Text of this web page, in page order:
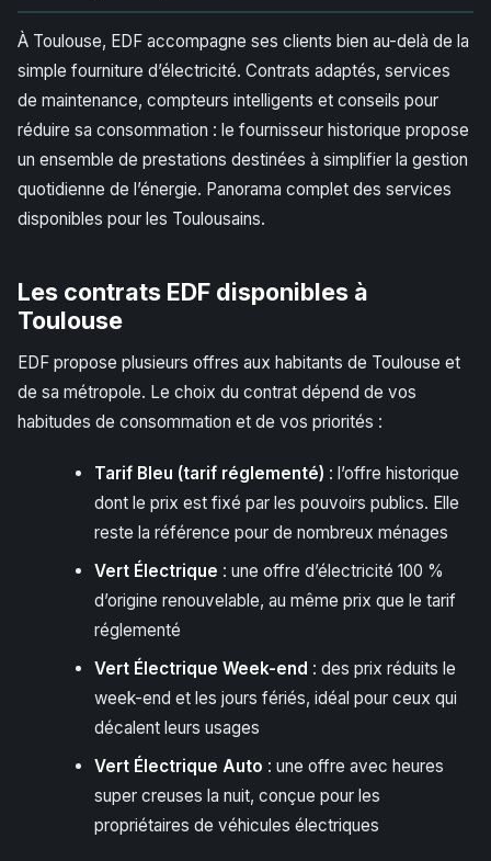
À Toulouse, EDF accompagne ses clients bien au-delà de la
simple fourniture d’électricité. Contrats adaptés, services
de maintenance, compteurs intelligents et conseils pour
réduire sa consommation : le fournisseur historique propose
un ensemble de prestations destinées à simplifier la gestion
quotidienne de l’énergie. Panorama complet des services
disponibles pour les Toulousains.
Les contrats EDF disponibles à
Toulouse
EDF propose plusieurs offres aux habitants de Toulouse et
de sa métropole. Le choix du contrat dépend de vos
habitudes de consommation et de vos priorités :
Tarif Bleu (tarif réglementé) : l’offre historique
dont le prix est fixé par les pouvoirs publics. Elle
reste la référence pour de nombreux ménages
Vert Électrique : une offre d’électricité 100 %
d’origine renouvelable, au même prix que le tarif
réglementé
Vert Électrique Week-end : des prix réduits le
week-end et les jours fériés, idéal pour ceux qui
décalent leurs usages
Vert Électrique Auto : une offre avec heures
super creuses la nuit, conçue pour les
propriétaires de véhicules électriques